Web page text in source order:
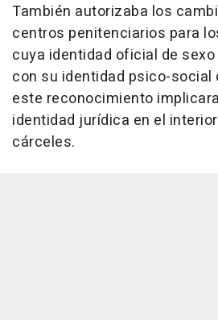
También autorizaba los
centros penitenciarios para
cuya identidad oficial de
con su identidad psico-social
este reconocimiento
identidad jurídica en el
cárceles.